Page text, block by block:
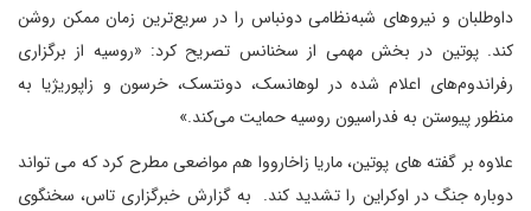
داوطلبان و نیروهای شبه‌نظامی دونباس را در سریع‌ترین زمان ممکن روشن
کند. پوتین در بخش مهمی از سخنانس تصریح کرد: «روسیه از برگزاری
رفراندوم‌های اعلام شده در لوهانسک، دونتسک، خرسون و زاپوریژیا به
منظور پیوستن به فدراسیون روسیه حمایت می‌کند.»
علاوه بر گفته های پوتین، ماریا زاخارووا هم مواضعی مطرح کرد که می تواند
دوباره جنگ در اوکراین را تشدید کند. به گزارش خبرگزاری تاس، سخنگوی